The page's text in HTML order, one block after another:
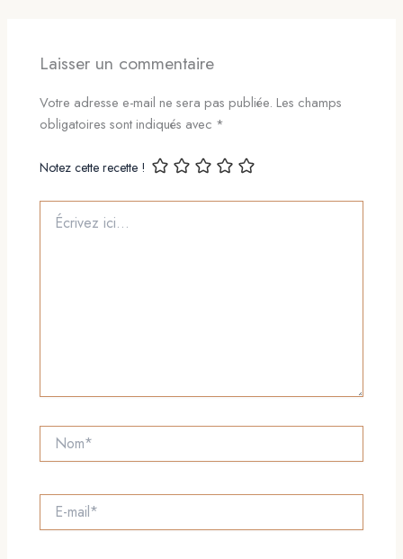
Laisser un commentaire
Votre adresse e-mail ne sera pas publiée. Les champs
obligatoires sont indiqués avec *
Notez cette recette !
Écrivez
ici…
Nom*
mail*